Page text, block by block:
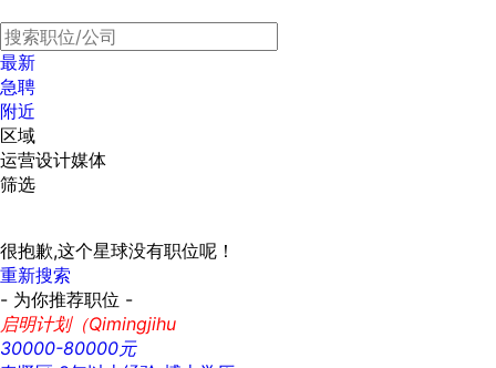
最新
急聘
附近
区域
运营设计媒体
筛选
很抱歉,这个星球没有职位呢！
重新搜索
- 为你推荐职位 -
启明计划（Qimingjihu
30000-80000元